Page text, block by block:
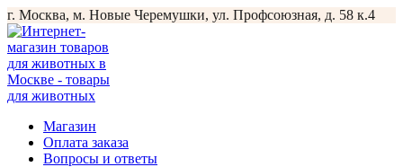
Перейти
к
содержанию
г. Москва, м. Новые Черемушки, ул. Профсоюзная, д. 58 к.4
Магазин
Оплата заказа
Вопросы и ответы